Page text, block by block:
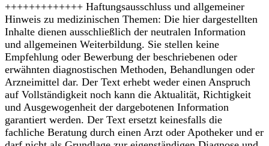
+++++++++++++ Haftungsausschluss und allgemeiner
Hinweis zu medizinischen Themen: Die hier dargestellten
Inhalte dienen ausschließlich der neutralen Information
und allgemeinen Weiterbildung. Sie stellen keine
Empfehlung oder Bewerbung der beschriebenen oder
erwähnten diagnostischen Methoden, Behandlungen oder
Arzneimittel dar. Der Text erhebt weder einen Anspruch
auf Vollständigkeit noch kann die Aktualität, Richtigkeit
und Ausgewogenheit der dargebotenen Information
garantiert werden. Der Text ersetzt keinesfalls die
fachliche Beratung durch einen Arzt oder Apotheker und er